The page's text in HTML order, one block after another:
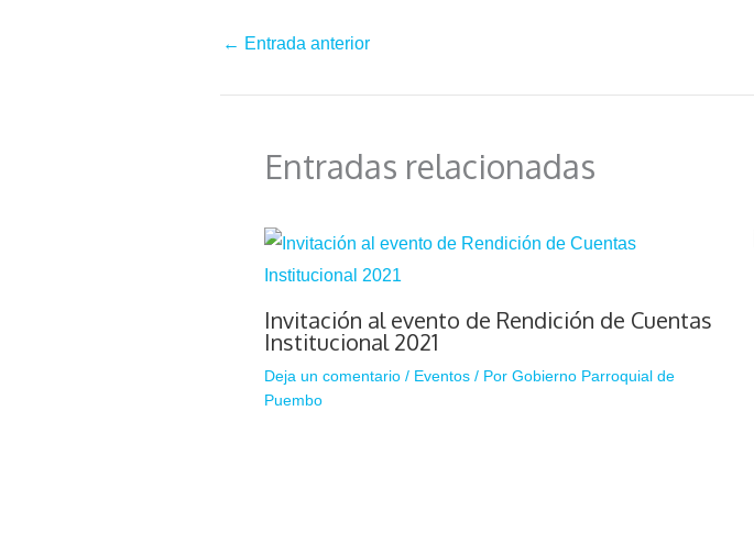
← Entrada anterior
Entradas relacionadas
Invitación al evento de Rendición de Cuentas
Institucional 2021
Deja un comentario / Eventos / Por Gobierno Parroquial de
Puembo